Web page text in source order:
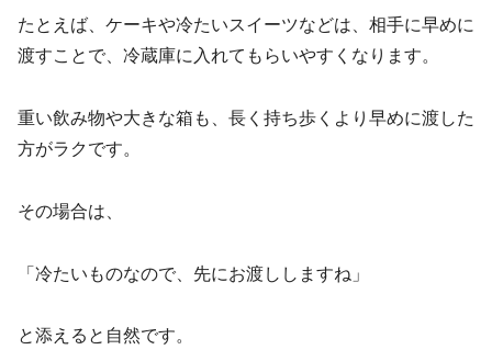
たとえば、ケーキや冷たいスイーツなどは、相手に早めに
渡すことで、冷蔵庫に入れてもらいやすくなります。
重い飲み物や大きな箱も、長く持ち歩くより早めに渡した
方がラクです。
その場合は、
「冷たいものなので、先にお渡ししますね」
と添えると自然です。